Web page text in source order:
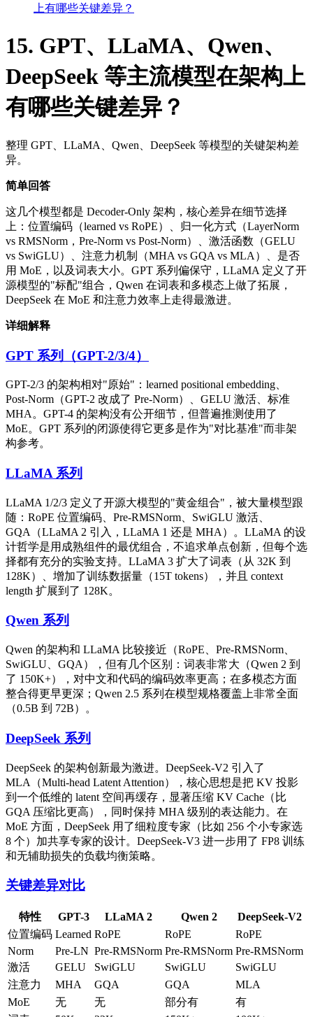
上有哪些关键差异？
15. GPT、LLaMA、Qwen、
DeepSeek 等主流模型在架构上
有哪些关键差异？
整理 GPT、LLaMA、Qwen、DeepSeek 等模型的关键架构差
异。
简单回答
这几个模型都是 Decoder-Only 架构，核心差异在细节选择
上：位置编码（learned vs RoPE）、归一化方式（LayerNorm
vs RMSNorm，Pre-Norm vs Post-Norm）、激活函数（GELU
vs SwiGLU）、注意力机制（MHA vs GQA vs MLA）、是否
用 MoE，以及词表大小。GPT 系列偏保守，LLaMA 定义了开
源模型的"标配"组合，Qwen 在词表和多模态上做了拓展，
DeepSeek 在 MoE 和注意力效率上走得最激进。
详细解释
GPT 系列（GPT-2/3/4）
GPT-2/3 的架构相对"原始"：learned positional embedding、
Post-Norm（GPT-2 改成了 Pre-Norm）、GELU 激活、标准
MHA。GPT-4 的架构没有公开细节，但普遍推测使用了
MoE。GPT 系列的闭源使得它更多是作为"对比基准"而非架
构参考。
LLaMA 系列
LLaMA 1/2/3 定义了开源大模型的"黄金组合"，被大量模型跟
随：RoPE 位置编码、Pre-RMSNorm、SwiGLU 激活、
GQA（LLaMA 2 引入，LLaMA 1 还是 MHA）。LLaMA 的设
计哲学是用成熟组件的最优组合，不追求单点创新，但每个选
择都有充分的实验支持。LLaMA 3 扩大了词表（从 32K 到
128K）、增加了训练数据量（15T tokens），并且 context
length 扩展到了 128K。
Qwen 系列
Qwen 的架构和 LLaMA 比较接近（RoPE、Pre-RMSNorm、
SwiGLU、GQA），但有几个区别：词表非常大（Qwen 2 到
了 150K+），对中文和代码的编码效率更高；在多模态方面
整合得更早更深；Qwen 2.5 系列在模型规格覆盖上非常全面
（0.5B 到 72B）。
DeepSeek 系列
DeepSeek 的架构创新最为激进。DeepSeek-V2 引入了
MLA（Multi-head Latent Attention），核心思想是把 KV 投影
到一个低维的 latent 空间再缓存，显著压缩 KV Cache（比
GQA 压缩比更高），同时保持 MHA 级别的表达能力。在
MoE 方面，DeepSeek 用了细粒度专家（比如 256 个小专家选
8 个）加共享专家的设计。DeepSeek-V3 进一步用了 FP8 训练
和无辅助损失的负载均衡策略。
关键差异对比
特性 GPT-3 LLaMA 2 Qwen 2
DeepSeek-V2
位置编码 Learned RoPE RoPE
RoPE
Norm
Pre-LN Pre-RMSNorm Pre-RMSNorm Pre-RMSNorm
激活
GELU SwiGLU SwiGLU
SwiGLU
注意力
MHA GQA GQA
MLA
MoE
无 无 部分有
有